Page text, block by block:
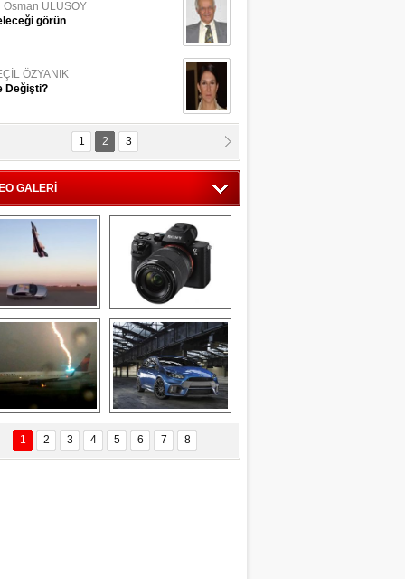
Osman ULUSOY
görün
ÖZYANIK
Değişti?
KÖYATASI
Vatan !
1 2 3
GALERİ
Savaş uçağı
pilotundan
muhteşem gösteri
Sony Alpha 7R II ön
inceleme
Delta uçağına
yıldırım çarptı
Ford Focus RS
(2015)
1 2 3 4 5 6 7 8